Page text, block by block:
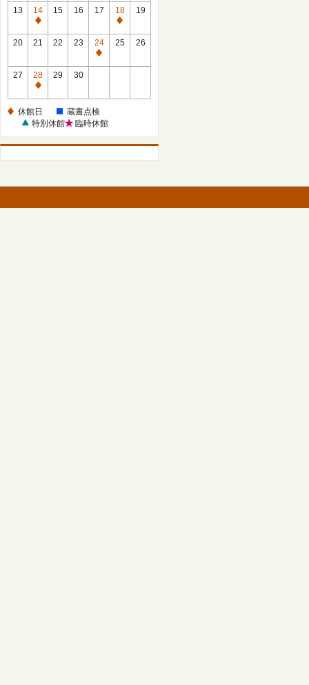
館
日
13
14
休
館
15 16 17
18
休
館
19
20 21 22 23
24
休
25 26
27
28
休
日
29 30
休館日
蔵書点検
特別休館
臨時休館